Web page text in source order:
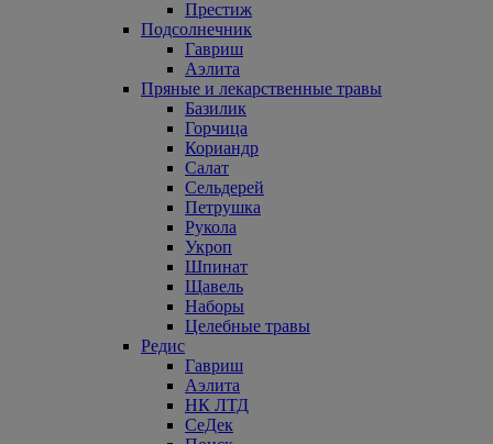
Престиж
Подсолнечник
Гавриш
Аэлита
Пряные и лекарственные травы
Базилик
Горчица
Кориандр
Салат
Сельдерей
Петрушка
Рукола
Укроп
Шпинат
Щавель
Наборы
Целебные травы
Редис
Гавриш
Аэлита
НК ЛТД
СеДек